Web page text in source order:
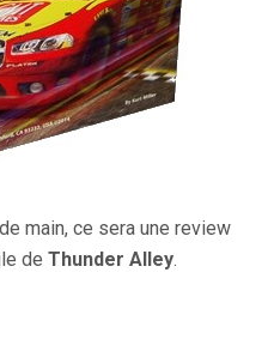
main, ce sera une review
de Thunder Alley.